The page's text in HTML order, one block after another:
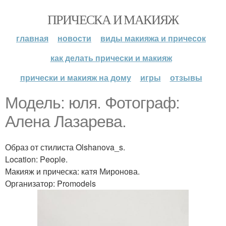
ПРИЧЕСКА И МАКИЯЖ
главная новости
виды макияжа и причесок
как делать прически и макияж
прически и макияж на дому
игры отзывы
Модель: юля. Фотограф:
Алена Лазарева.
Образ от стилиста Olshanova_s.
Location: People.
Макияж и прическа: катя Миронова.
Организатор: Promodels